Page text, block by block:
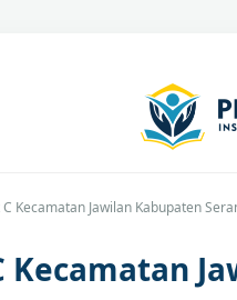
Kecamatan Jawilan Kabupaten